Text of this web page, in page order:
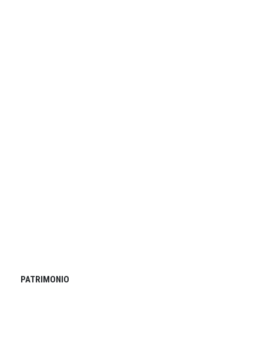
PATRIMONIO